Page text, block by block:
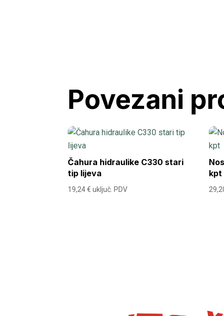
Povezani
Čahura hidraulike C330 stari
tip lijeva
19,24€ uključ. PDV
kpt